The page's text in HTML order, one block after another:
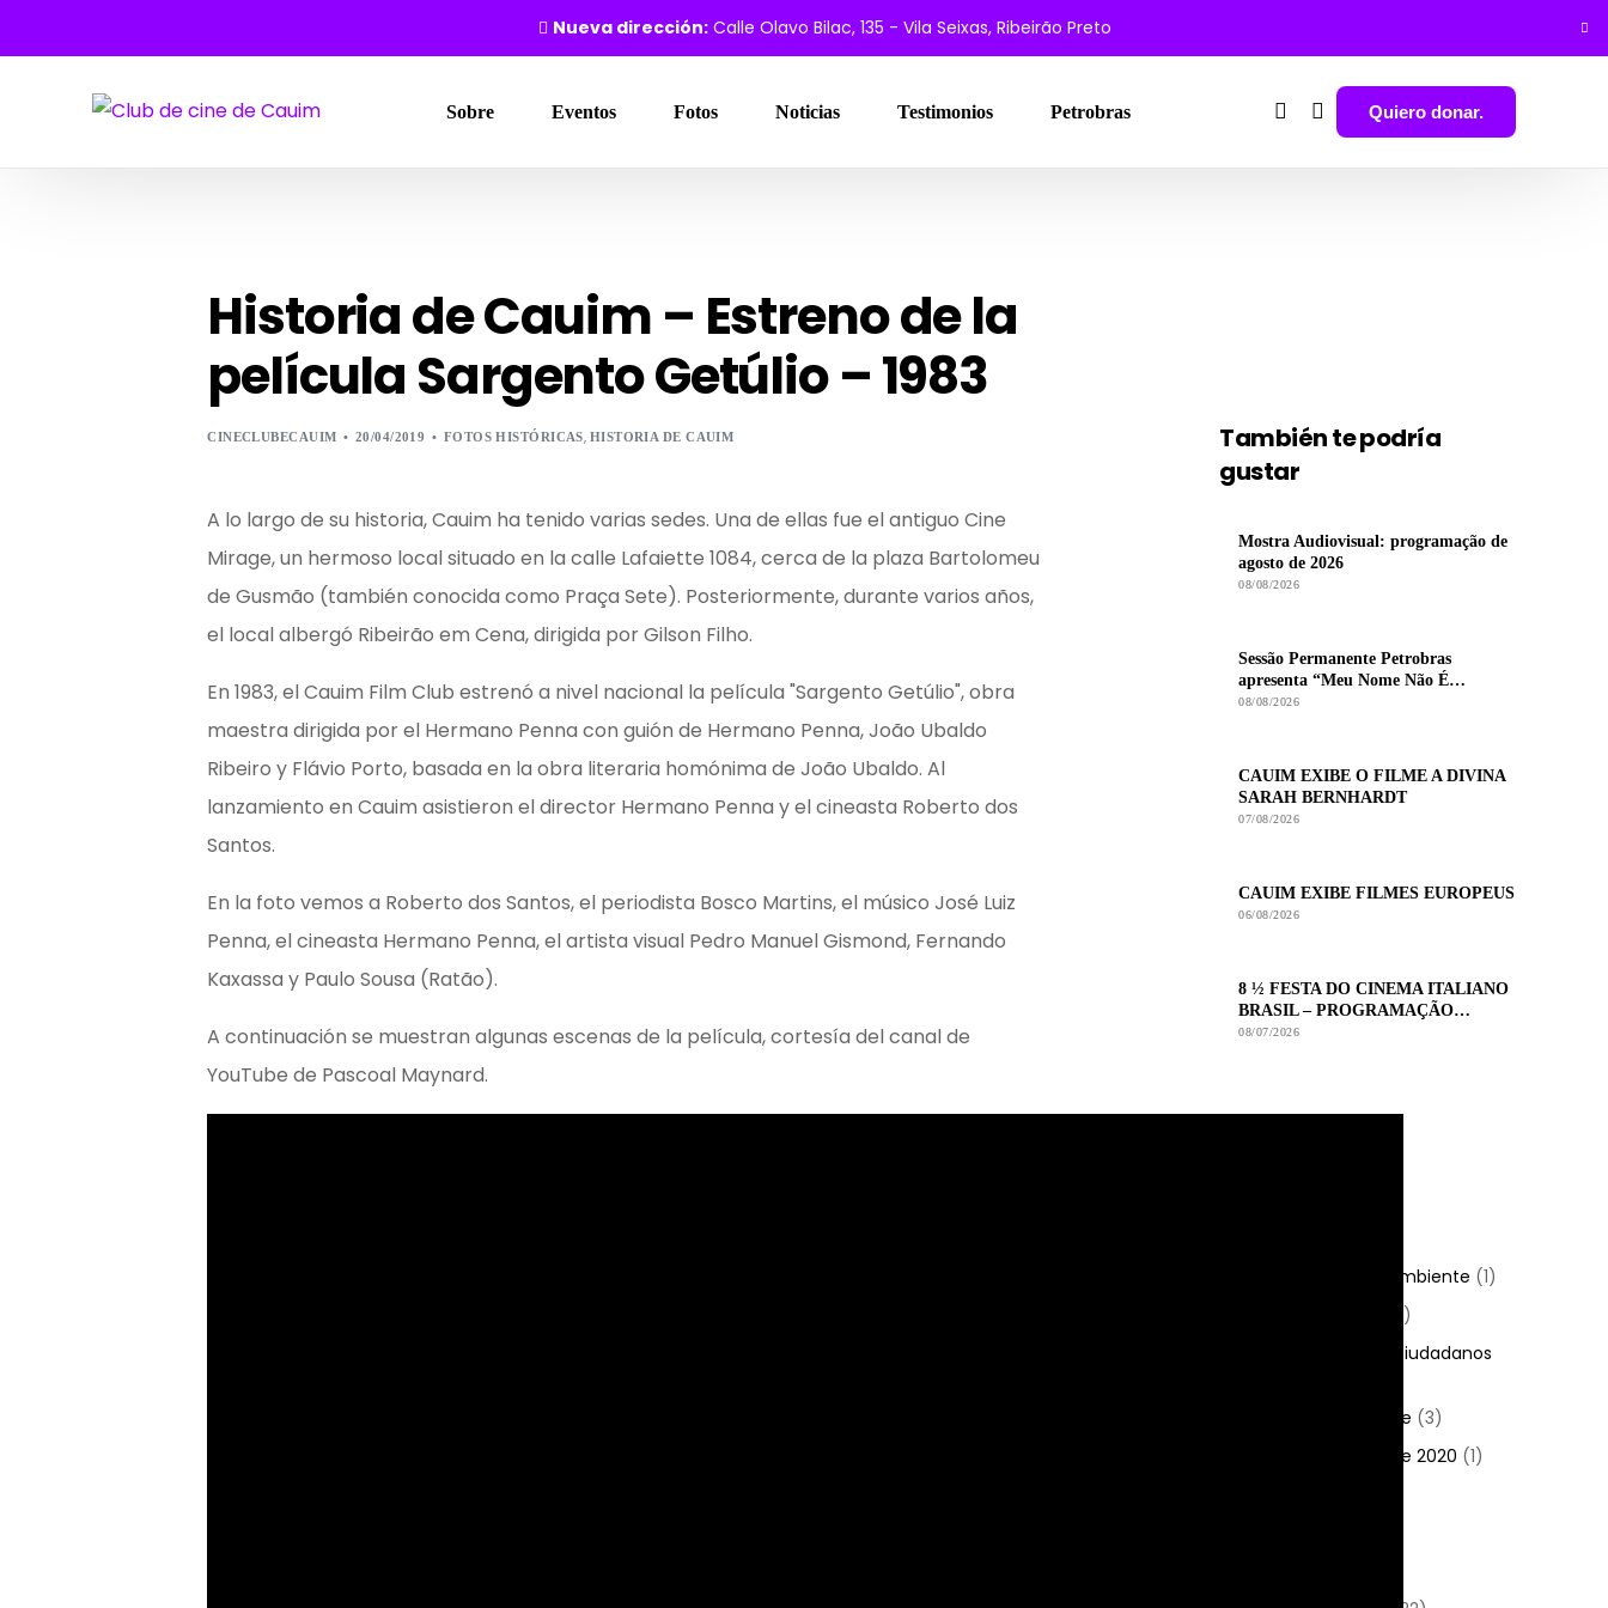
Nueva dirección: Calle Olavo Bilac, 135 - Vila Seixas, Ribeirão Preto
Sobre Eventos Fotos Noticias Testimonios Petrobras Quiero donar.
Historia de Cauim – Estreno de la
película Sargento Getúlio – 1983
CINECLUBECAUIM 20/04/2019 FOTOS HISTÓRICAS, HISTORIA DE CAUIM
A lo largo de su historia, Cauim ha tenido varias sedes. Una de ellas fue el antiguo Cine
Mirage, un hermoso local situado en la calle Lafaiette 1084, cerca de la plaza Bartolomeu
de Gusmão (también conocida como Praça Sete). Posteriormente, durante varios años,
el local albergó Ribeirão em Cena, dirigida por Gilson Filho.
En 1983, el Cauim Film Club estrenó a nivel nacional la película "Sargento Getúlio", obra
maestra dirigida por el Hermano Penna con guión de Hermano Penna, João Ubaldo
Ribeiro y Flávio Porto, basada en la obra literaria homónima de João Ubaldo. Al
lanzamiento en Cauim asistieron el director Hermano Penna y el cineasta Roberto dos
Santos.
En la foto vemos a Roberto dos Santos, el periodista Bosco Martins, el músico José Luiz
Penna, el cineasta Hermano Penna, el artista visual Pedro Manuel Gismond, Fernando
Kaxassa y Paulo Sousa (Ratão).
A continuación se muestran algunas escenas de la película, cortesía del canal de
YouTube de Pascoal Maynard.
También te podría
gustar
Mostra Audiovisual: programação de
agosto de 2026
08/08/2026
Sessão Permanente Petrobras
apresenta “Meu Nome Não É
Johnny”
08/08/2026
CAUIM EXIBE O FILME A DIVINA
SARAH BERNHARDT
07/08/2026
CAUIM EXIBE FILMES EUROPEUS
06/08/2026
8 ½ FESTA DO CINEMA ITALIANO
BRASIL – PROGRAMAÇÃO
COMPLETA
08/07/2026
El cine y el medio ambiente (1)
(42)
Reuniones con los ciudadanos
La escuela va al cine (3)
La escuela va al cine 2020 (1)